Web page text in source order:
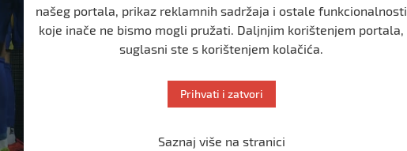
našeg portala, prikaz reklamnih sadržaja i ostale funkcionalnosti
koje inače ne bismo mogli pružati. Daljnjim korištenjem portala,
suglasni ste s korištenjem kolačića.
Prihvati i zatvori
Saznaj više na stranici